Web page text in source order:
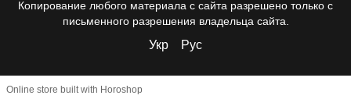
Копирование любого материала с сайта разрешено только с
письменного разрешения владельца сайта.
Укр Рус
Online store built with Horoshop